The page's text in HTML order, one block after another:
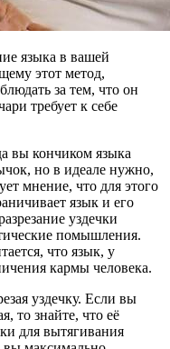
языка в вашей
этот метод,
за тем, что он
требует к себе
вы кончиком языка
но в идеале нужно,
мнение, что для этого
язык и его
уздечки
помышления.
что язык, у
кармы человека.
уздечку. Если вы
то знайте, что её
для вытягивания